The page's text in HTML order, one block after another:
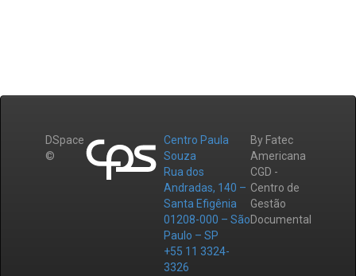
DSpace
©
Centro Paula
Souza
Rua dos
Andradas, 140 –
Santa Efigênia
01208-000 – São
Paulo – SP
+55 11 3324-
3326
By Fatec
Americana
CGD -
Centro de
Gestão
Documental